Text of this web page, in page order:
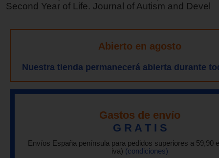
Second Year of Life. Journal of Autism and Devel
Abierto en agosto
Nuestra tienda permanecerá abierta durante
Gastos de envío
G R A T I S
Envíos España península para pedidos superiores a 59,90
iva) (condiciones)